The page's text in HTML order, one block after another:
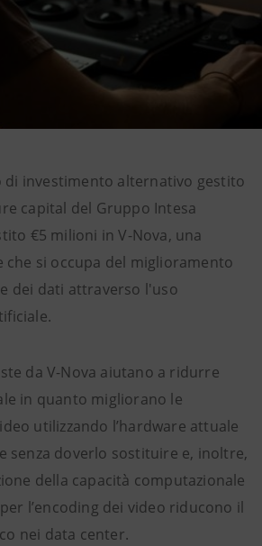
di investimento alternativo gestito
capital del Gruppo Intesa
€5 milioni in V-Nova, una
che si occupa del miglioramento
dei dati attraverso l'uso
da V-Nova aiutano a ridurre
in quanto migliorano le
utilizzando l’hardware attuale
senza doverlo sostituire e, inoltre,
della capacità computazionale
l’encoding dei video riducono il
nei data center.